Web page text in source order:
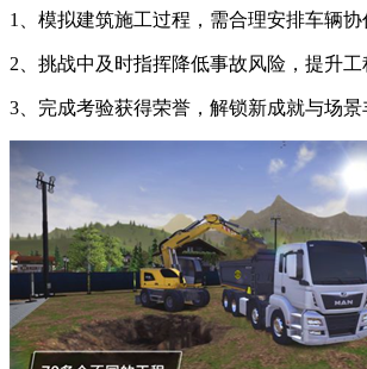
1、模拟建筑施工过程，需合理安排车辆协
2、挑战中及时指挥降低事故风险，提升工
3、完成考验获得荣誉，解锁新成就与场景